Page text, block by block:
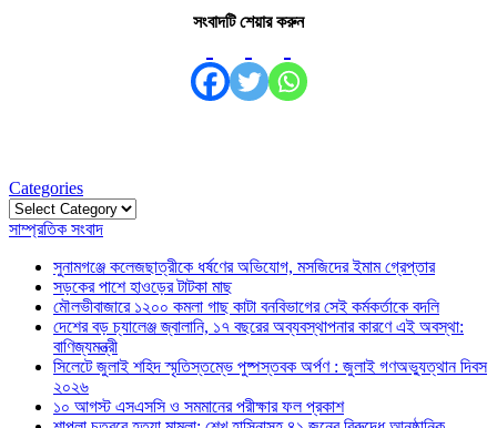
সংবাদটি শেয়ার করুন
Categories
Categories
সাম্প্রতিক সংবাদ
সুনামগঞ্জে কলেজছাত্রীকে ধর্ষণের অভিযোগ, মসজিদের ইমাম গ্রেপ্তার
সড়কের পাশে হাওড়ের টাটকা মাছ
মৌলভীবাজারে ১২০০ কমলা গাছ কাটা বনবিভাগের সেই কর্মকর্তাকে বদলি
দেশের বড় চ্যালেঞ্জ জ্বালানি, ১৭ বছরের অব্যবস্থাপনার কারণে এই অবস্থা:
বাণিজ্যমন্ত্রী
সিলেটে জুলাই শহিদ স্মৃতিস্তম্ভে পুষ্পস্তবক অর্পণ : জুলাই গণঅভ্যুত্থান দিবস
২০২৬
১০ আগস্ট এসএসসি ও সমমানের পরীক্ষার ফল প্রকাশ